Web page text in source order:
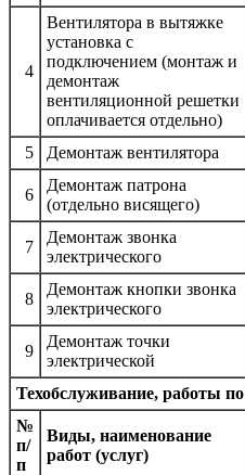
4
Вентилятора в вытяжке
установка с
подключением (монтаж и
демонтаж
вентиляционной решетки
оплачивается отдельно)
5 Демонтаж вентилятора
6
Демонтаж патрона
(отдельно висящего)
7
Демонтаж звонка
электрического
8
Демонтаж кнопки звонка
электрического
9
Демонтаж точки
электрической
Техобслуживание, работы
№
п/
п
Виды, наименование
работ (услуг)